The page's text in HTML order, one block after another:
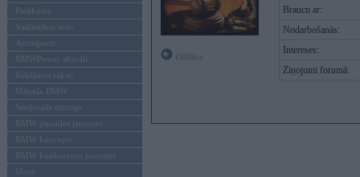
Pasākumi
Vadāmības tests
Autosports
BMWPower aktuāli
Reklāmas raksti
Mēneša BMW
Sērijveida tūnings
BMW pasaules jaunumi
BMW koncepti
BMW konkurentu jaunumi
Moto
Braucu ar:
Nodarbošanās:
Intereses:
Ziņojumi forumā: